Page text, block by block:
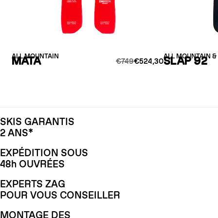
ALL MOUNTAIN
MATA €749€524,30
ALL MOUNTAIN &
SLAP 92
SKIS GARANTIS
2 ANS*
EXPÉDITION SOUS
48h OUVRÉES
EXPERTS ZAG
POUR VOUS CONSEILLER
MONTAGE DES